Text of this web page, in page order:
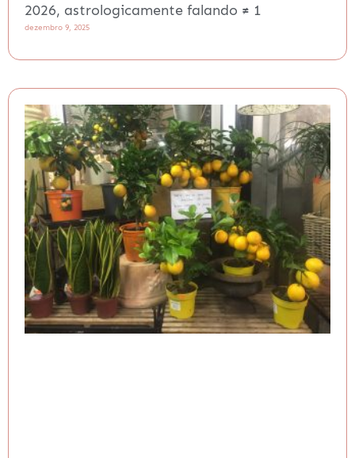
2026, astrologicamente falando ≠ 1
dezembro 9, 2025